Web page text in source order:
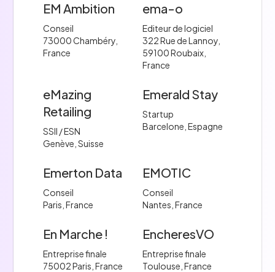
EM Ambition
Conseil
73000 Chambéry,
France
ema-o
Editeur de logiciel
322 Rue de Lannoy,
59100 Roubaix,
France
eMazing
Retailing
SSII / ESN
Genève, Suisse
Emerald Stay
Startup
Barcelone, Espagne
Emerton Data
Conseil
Paris, France
EMOTIC
Conseil
Nantes, France
En Marche !
Entreprise finale
75002 Paris, France
EncheresVO
Entreprise finale
Toulouse, France